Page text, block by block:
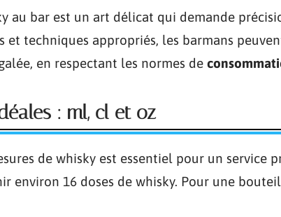
au bar est un art délicat qui demande
et techniques appropriés, les barmans
en respectant les normes de
: ml, cl et oz
de whisky est essentiel pour un service
environ 16 doses de whisky. Pour une